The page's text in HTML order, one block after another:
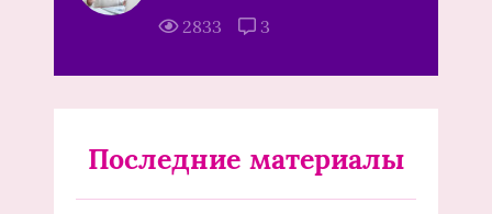
2833
3
Последние материалы